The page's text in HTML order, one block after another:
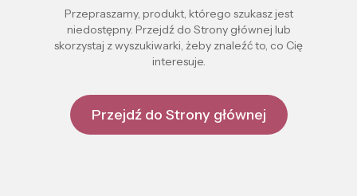
Przepraszamy, produkt, którego szukasz jest
niedostępny. Przejdź do Strony głównej lub
skorzystaj z wyszukiwarki, żeby znaleźć to, co Cię
interesuje.
Przejdź do Strony głównej